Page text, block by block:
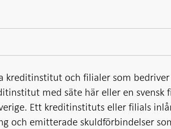
kreditinstitut och filialer som
med säte här eller en
Ett kreditinstituts eller filials
och emitterade skuldförbindelser